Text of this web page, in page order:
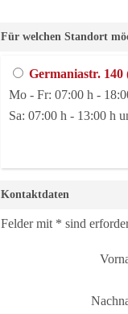
Für welchen Standort
Germaniastr. 140
Mo - Fr: 07:00 h -
Sa: 07:00 h - 13:00 h
Kontaktdaten
Felder mit * sind